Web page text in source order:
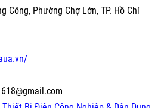
Công, Phường Chợ Lớn, TP. Hồ Chí